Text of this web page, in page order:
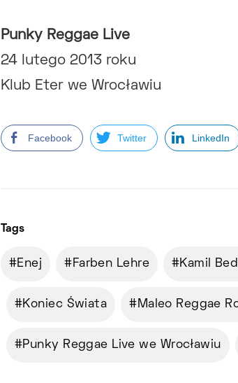
Punky Reggae Live
24 lutego 2013 roku
Klub Eter we Wrocławiu
Facebook Twitter LinkedIn
Tags
Enej Farben Lehre Kamil
Koniec Świata Maleo Reggae
Punky Reggae Live we Wrocławiu